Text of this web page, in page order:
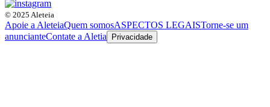
© 2025 Aleteia
Apoie a AleteiaQuem somosASPECTOS LEGAISTorne-se um
anuncianteContate a Aletia Privacidade